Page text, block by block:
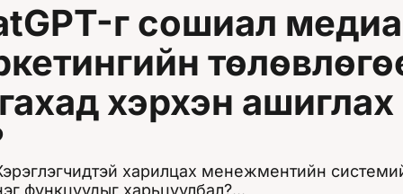
г сошиал медиа
хэрхэн ашиглах
харилцах менежментийн
функцуудыг харьцуулбал?...